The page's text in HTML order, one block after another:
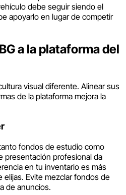
debe seguir siendo el
apoyarlo en lugar de competir
a la plataforma del
visual diferente. Alinear sus
de la plataforma mejora la
fondos de estudio como
presentación profesional da
en tu inventario es más
Evite mezclar fondos de
de anuncios.